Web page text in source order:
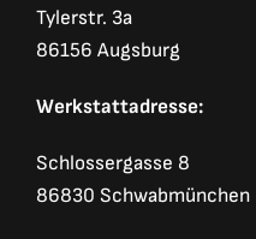
Tylerstr. 3a
86156 Augsburg
Werkstattadresse:
Schlossergasse 8
86830 Schwabmünchen